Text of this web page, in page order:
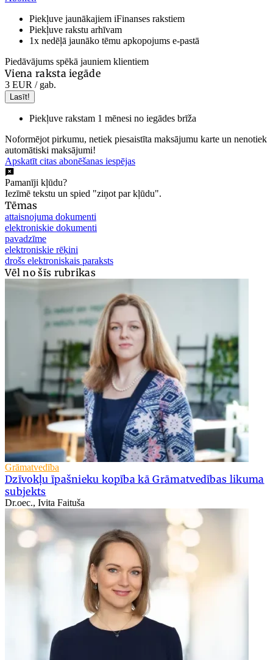
Piekļuve jaunākajiem iFinanses rakstiem
Piekļuve rakstu arhīvam
1x nedēļā jaunāko tēmu apkopojums e-pastā
Piedāvājums spēkā jauniem klientiem
Viena raksta iegāde
3 EUR / gab.
Lasīt!
Piekļuve rakstam 1 mēnesi no iegādes brīža
Noformējot pirkumu, netiek piesaistīta maksājumu karte un nenotiek
automātiski maksājumi!
Apskatīt citas abonēšanas iespējas
Pamanīji kļūdu?
Iezīmē tekstu un spied "ziņot par kļūdu".
Tēmas
attaisnojuma dokumenti
elektroniskie dokumenti
pavadzīme
elektroniskie rēķini
drošs elektroniskais paraksts
Vēl no šīs rubrikas
Grāmatvedība
Dzīvokļu īpašnieku kopība kā Grāmatvedības likuma
subjekts
Dr.oec., Ivita Faituša